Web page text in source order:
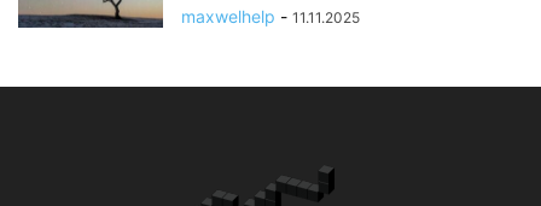
maxwelhelp - 11.11.2025